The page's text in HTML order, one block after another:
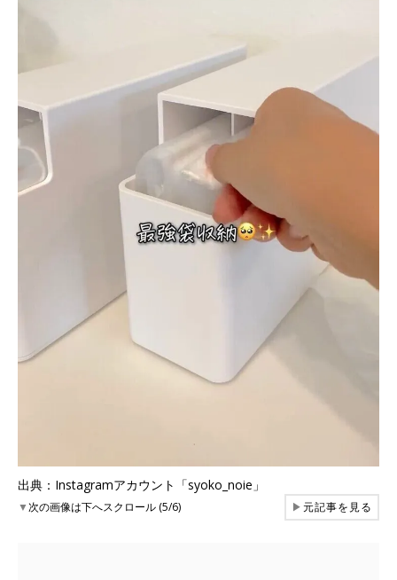
出典：Instagramアカウント「syoko_noie」
▼次の画像は下へスクロール (5/6) ▶元記事を見る